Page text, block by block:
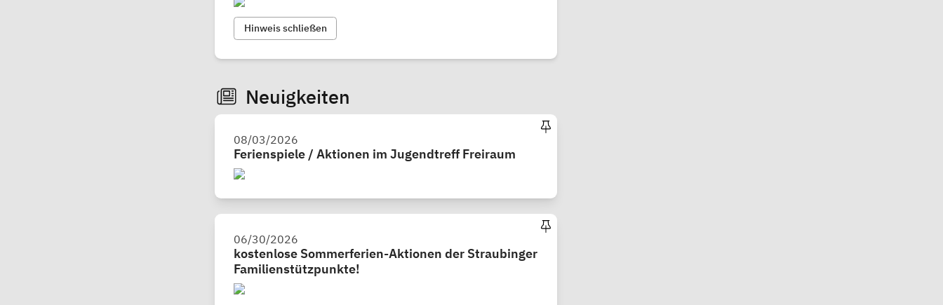
Hinweis schließen
Neuigkeiten
08/03/2026
Ferienspiele / Aktionen im Jugendtreff Freiraum
06/30/2026
kostenlose Sommerferien-Aktionen der Straubinger
Familienstützpunkte!